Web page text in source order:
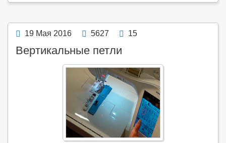
19 Мая 2016 5627 15
Вертикальные петли